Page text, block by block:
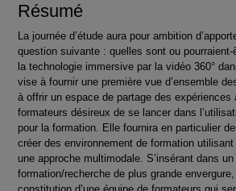
Résumé
La journée d’étude aura pour ambition
question suivante : quelles sont ou
la technologie immersive par la vidéo 360°
vise à fournir une première vue d’ensemble
à offrir un espace de partage des expériences
formateurs désireux de se lancer dans
pour la formation. Elle fournira en particulier
créer des environnement de formation
une approche multimodale. S’insérant dans
formation/recherche de plus grande